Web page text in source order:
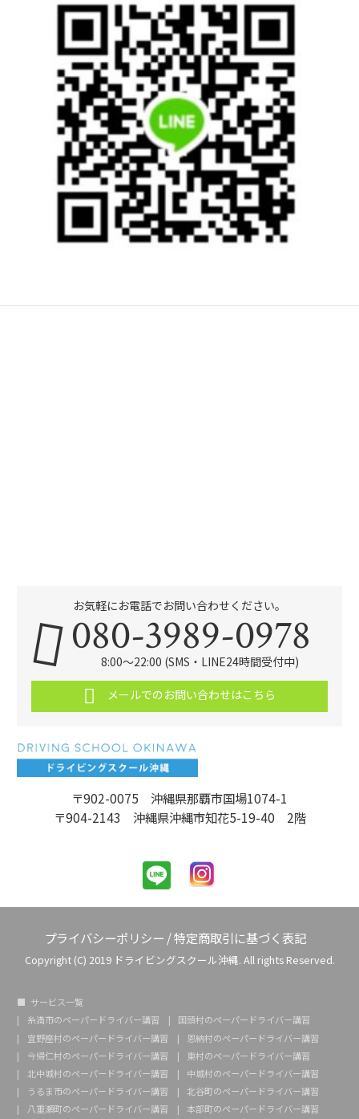
〒902-0075 沖縄県那覇市国場1074-1
〒904-2143 沖縄県沖縄市知花5-19-40 2階
お気軽にお電話でお問い合わせください。
080-3989-0978
8:00～22:00 (SMS・LINE24時間受付中)
メールでのお問い合わせはこちら
プライバシーポリシー /特定商取引に基づく表記
Copyright (C) 2019 ドライビングスクール沖縄. All rights Reserved.
サービス一覧
糸満市のペーパードライバー講習
国頭村のペーパードライバー講習
宜野座村のペーパードライバー講習
恩納村のペーパードライバー講習
今帰仁村のペーパードライバー講習
東村のペーパードライバー講習
北中城村のペーパードライバー講習
中城村のペーパードライバー講習
うるま市のペーパードライバー講習
北谷町のペーパードライバー講習
八重瀬町のペーパードライバー講習
本部町のペーパードライバー講習